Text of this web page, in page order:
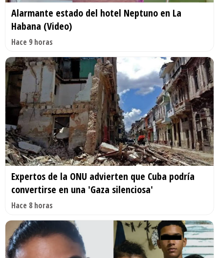
Alarmante estado del hotel Neptuno en La
Habana (Video)
Hace 9 horas
Expertos de la ONU advierten que Cuba podría
convertirse en una 'Gaza silenciosa'
Hace 8 horas